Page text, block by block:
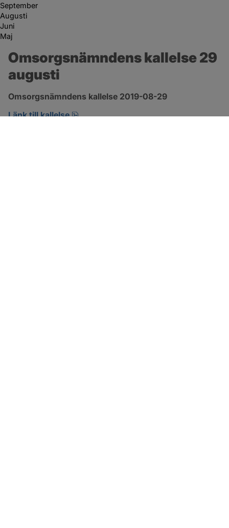
September
Augusti
Juni
Maj
Omsorgsnämndens kallelse 29
augusti
Omsorgsnämndens kallelse 2019-08-29
Länk till kallelse
pdf, öppnas i nytt fönster.